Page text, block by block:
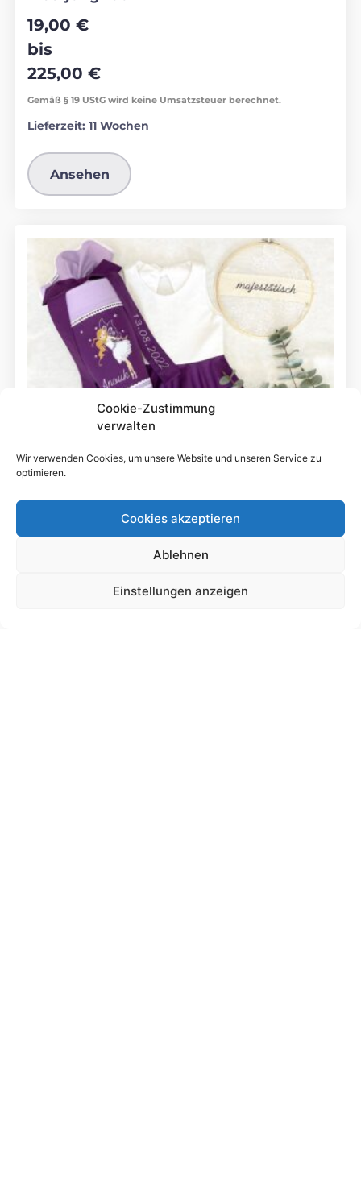
Cookie-Zustimmung
verwalten
Wir verwenden Cookies, um unsere Website und unseren Service zu
optimieren.
Cookies akzeptieren
Ablehnen
Einstellungen anzeigen
19,00 €
bis
225,00 €
Gemäß § 19 UStG wird keine Umsatzsteuer berechnet.
Lieferzeit: 11 Wochen
Ansehen